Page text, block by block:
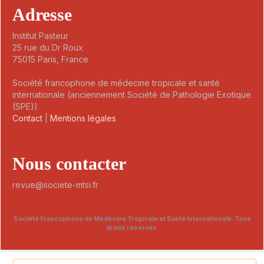
Adresse
Institut Pasteur
25 rue du Dr Roux
75015 Paris, France
Société francophone de médecine tropicale et santé
internationale (anciennement Société de Pathologie Exotique
(SPE))
Contact
Mentions légales
Nous contacter
revue@societe-mtsi.fr
Société Francophone de Médecine Tropicale et Santé Internationale. Tous
droits réservés.